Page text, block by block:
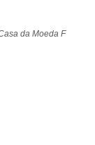
da Moeda F